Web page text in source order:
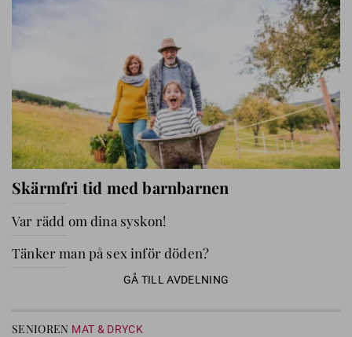
Skärmfri tid med barnbarnen
Var rädd om dina syskon!
Tänker man på sex inför döden?
GÅ TILL AVDELNING
SENIOREN MAT & DRYCK